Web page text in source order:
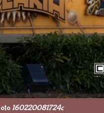
160220081724c